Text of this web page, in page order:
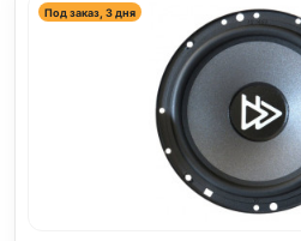
Под заказ, 3 дня